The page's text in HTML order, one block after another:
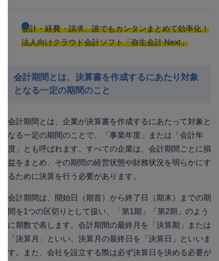
会計・経費・請求、誰でもカンタンまとめて効率化！
法人向けクラウド会計ソフト「弥生会計 Next」
会計期間とは、決算書を作成するにあたり対象
となる一定の期間のこと
会計期間とは、企業が決算書を作成するにあたって対象と
なる一定の期間のことで、「事業年度」または「会計年
度」とも呼ばれます。すべての企業は、会計期間ごとに損
益をまとめ、その期間の経営状態や財務状況を明らかにす
るために決算を行う必要があります。
会計期間は、開始日（期首）から終了日（期末）までの期
間を1つの区切りとして扱い、「第1期」「第2期」のよう
に期数で表します。会計期間の最終月を「決算期」または
「決算月」といい、決算月の最終日を「決算日」といいま
す。また、会社を設立する際は必ず決算日を決める必要が